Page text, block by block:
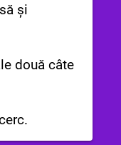
și
două câte